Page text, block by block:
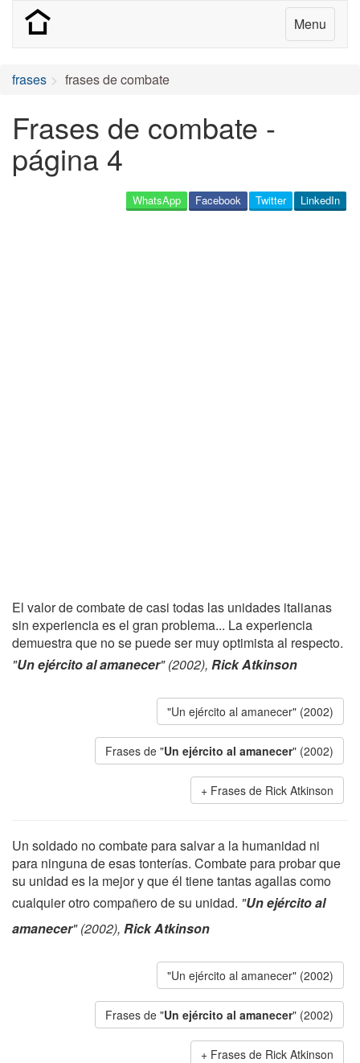
Menu
frases frases de combate
Frases de combate -
página 4
LinkedIn
Twitter
Facebook
WhatsApp
El valor de combate de casi todas las unidades italianas
sin experiencia es el gran problema... La experiencia
demuestra que no se puede ser muy optimista al respecto.
"Un ejército al amanecer" (2002), Rick Atkinson
"Un ejército al amanecer" (2002)
Frases de "Un ejército al amanecer" (2002)
Frases de Rick Atkinson
Un soldado no combate para salvar a la humanidad ni
para ninguna de esas tonterías. Combate para probar que
su unidad es la mejor y que él tiene tantas agallas como
cualquier otro compañero de su unidad. "Un ejército al
amanecer" (2002), Rick Atkinson
"Un ejército al amanecer" (2002)
Frases de "Un ejército al amanecer" (2002)
Frases de Rick Atkinson